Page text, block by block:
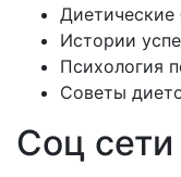
Диетические
Истории
Психология
Советы
Соц сети